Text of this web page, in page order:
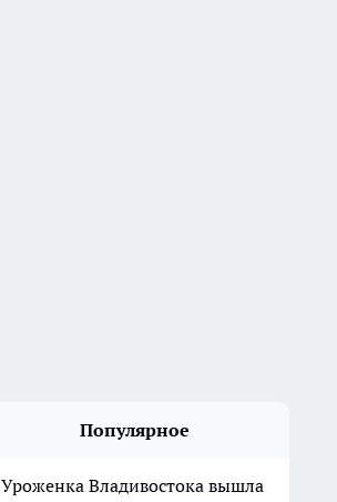
Популярное
Уроженка Владивостока вышла